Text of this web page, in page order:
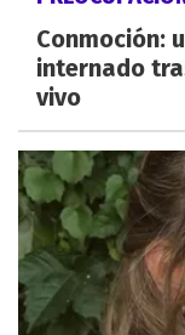
Conmoción:
internado
vivo